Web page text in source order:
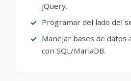
jQuery.
Programar del lado del
Manejar bases de datos
con SQL/MariaDB.